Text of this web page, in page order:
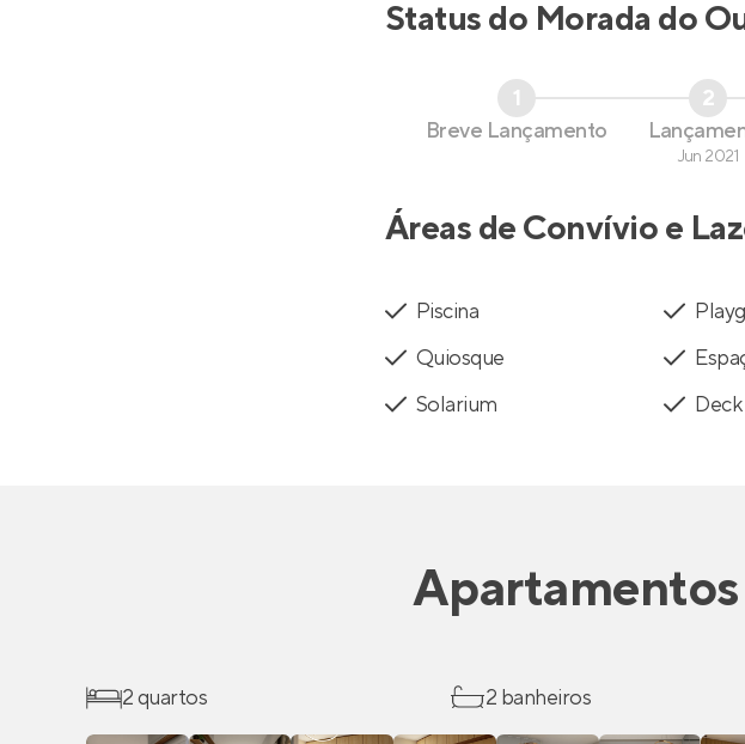
Status do Morada do
1
Breve Lançamento
2
Jun 2021
Áreas de Convívio e
Piscina
Quiosque
Solarium
Deck
Apartamentos
2 quartos 2 banheiros